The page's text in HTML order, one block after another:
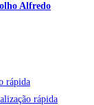
Alfredo
rápida
rápida